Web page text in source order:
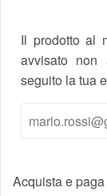
Il prodotto al
avvisato non
seguito la tua
Acquista e